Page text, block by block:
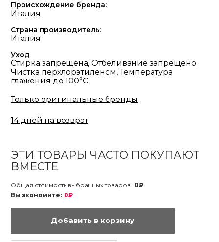
Происхождение бренда:
Италия
Страна производитель:
Италия
Уход
Стирка запрещена, Отбеливание запрещено,
Чистка перхлорэтиленом, Температура
глажения до 100°С
Только оригинальные бренды
14 дней на возврат
ЭТИ ТОВАРЫ ЧАСТО ПОКУПАЮТ
ВМЕСТЕ
Общая стоимость выбранных товаров: 0₽
Вы экономите: 0₽
Добавить в корзину